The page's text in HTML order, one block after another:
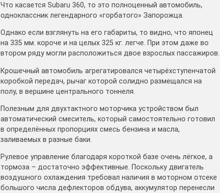
Что касается Subaru 360, то это полноценный автомобиль,
одноклассник легендарного «горбатого» Запорожца.
Однако если взглянуть на его габариты, то видно, что японец
на 335 мм. короче и на целых 325 кг. легче. При этом даже во
втором ряду могли расположиться двое взрослых пассажиров.
Крошечный автомобиль агрегатировался четырёхступенчатой
коробкой передач, рычаг которой солидно размещался на
полу, в вершине центрального тоннеля.
Полезным для двухтактного моторчика устройством был
автоматический смеситель, который самостоятельно готовил
в определённых пропорциях смесь бензина и масла,
заливаемых в разные баки.
Рулевое управление благодаря короткой базе очень лёгкое, а
тормоза – достаточно эффективные. Поскольку двигатель
воздушного охлаждения требовал наличия в моторном отсеке
большого числа дефлекторов обдува, аккумулятор перенесли